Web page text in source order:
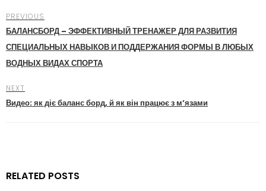
PREVIOUS
БАЛАНСБОРД – ЭФФЕКТИВНЫЙ ТРЕНАЖЕР ДЛЯ РАЗВИТИЯ
СПЕЦИАЛЬНЫХ НАВЫКОВ И ПОДДЕРЖАНИЯ ФОРМЫ В ЛЮБЫХ
ВОДНЫХ ВИДАХ СПОРТА
NEXT
Видео: як діє баланс борд, й як він працює з м’язами
RELATED POSTS